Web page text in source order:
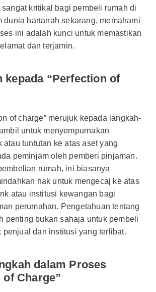
kritikal bagi pembeli rumah di
dunia hartanah sekarang, memahami
ini adalah kunci untuk memastikan
dan terjamin.
kepada “Perfection of
of charge” merujuk kepada langkah-
untuk menyempurnakan
atau tuntutan ke atas aset yang
peminjam oleh pemberi pinjaman.
rumah, ini biasanya
hak untuk mengecaj ke atas
atau institusi kewangan bagi
perumahan. Pengetahuan tentang
penting bukan sahaja untuk pembeli
penjual dan institusi yang terlibat.
dalam Proses
Charge”